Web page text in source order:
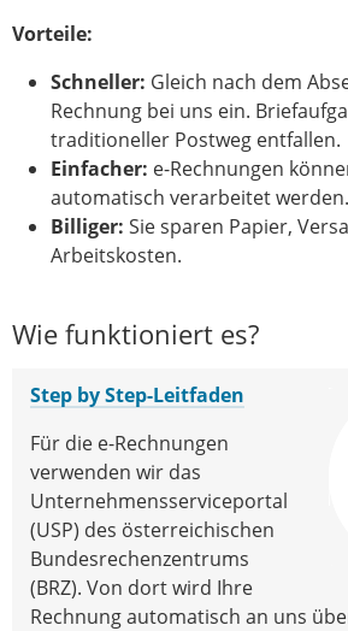
Vorteile:
Schneller: Gleich nach dem
Rechnung bei uns ein.
traditioneller Postweg entfallen.
Einfacher: e-Rechnungen
automatisch verarbeitet werden.
Billiger: Sie sparen Papier,
Arbeitskosten.
Wie funktioniert es?
Step by Step-Leitfaden
Für die e-Rechnungen
verwenden wir das
Unternehmensserviceportal
(USP) des österreichischen
Bundesrechenzentrums
(BRZ). Von dort wird Ihre
Rechnung automatisch an uns